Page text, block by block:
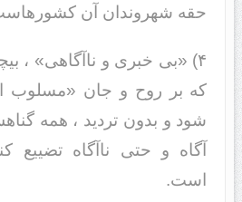
حقه شهروندان آن
۴) «بی خبری و ناآگاهی» ،
که بر روح و جان «مسلوب
شود و بدون تردید ، همه
آگاه و حتی ناآگاه تضییع
است.